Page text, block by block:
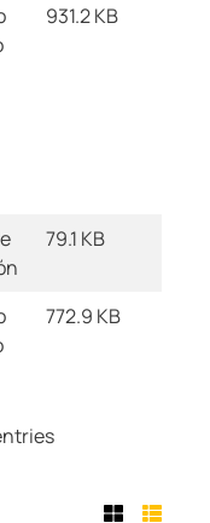
931.2 KB
79.1 KB
772.9 KB